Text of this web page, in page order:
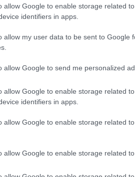
allow Google to enable storage related
identifiers in apps.
allow my user data to be sent to Google
allow Google to send me personalized
allow Google to enable storage related
identifiers in apps.
allow Google to enable storage related
allow Google to enable storage related
természetes szépségápolást
oldalt
MAGYAR TURIZMUS
alkatreszokosan webshop és
érdekességek.
CÍMKÉK
hinta( 1) adásvételi szerződés